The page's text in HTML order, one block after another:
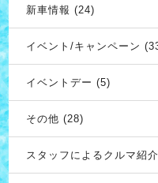
新車情報 (24)
イベント/キャンペーン
イベントデー (5)
その他 (28)
スタッフによるクルマ紹